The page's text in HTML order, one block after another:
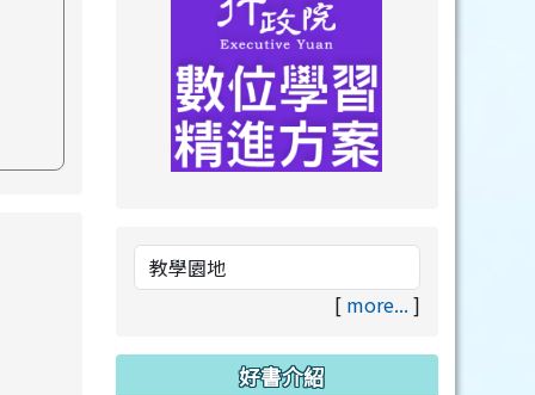
www.swps.tyc.edu.tw/XOOPS \
[ more... ]
好書介紹